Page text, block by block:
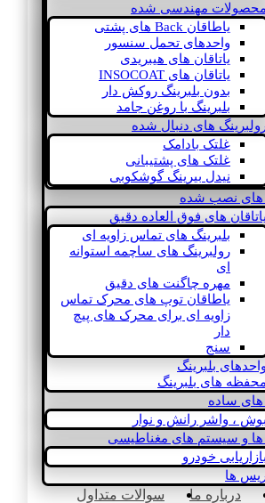
محصولات مهندسی شده
یاطاقان Back های پشتی
واحدهای تحمل سنسور
یاتاقان های هیبریدی
یاتاقان های INSOCOAT
بدون بلبرینگ روکش دار
بلبرینگ با روغن جامد
های دنبال شده
غلتک بادامک
غلتک های پشتیبانی
نیدل بیرینگ گوشکوبی
های نصب شده
یاتاقان های فوق العاده دقیق
بلبرینگ های تماس زاویه ای
رولبرینگ های ساچمه استوانه
ای
مهره چاگنت های دقیق
یاطاقان توپ های محرک تماس
زاویه ای برای محرک های پیچ
دار
سنج
واحدهای بلبرینگ
محفظه های بلبرینگ
های ساده
بوش ، واشر رانش و نوار
ها و سیستم های مغناطیسی
بازاریابی خودرو
ها
درباره ما
سوالات متداول